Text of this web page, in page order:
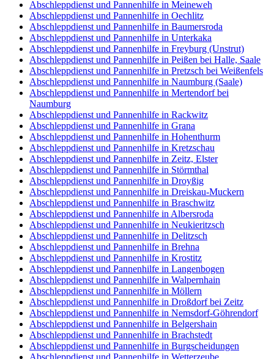
Abschleppdienst und Pannenhilfe in Meineweh
Abschleppdienst und Pannenhilfe in Oechlitz
Abschleppdienst und Pannenhilfe in Baumersroda
Abschleppdienst und Pannenhilfe in Unterkaka
Abschleppdienst und Pannenhilfe in Freyburg (Unstrut)
Abschleppdienst und Pannenhilfe in Peißen bei Halle, Saale
Abschleppdienst und Pannenhilfe in Pretzsch bei Weißenfels
Abschleppdienst und Pannenhilfe in Naumburg (Saale)
Abschleppdienst und Pannenhilfe in Mertendorf bei
Naumburg
Abschleppdienst und Pannenhilfe in Rackwitz
Abschleppdienst und Pannenhilfe in Grana
Abschleppdienst und Pannenhilfe in Hohenthurm
Abschleppdienst und Pannenhilfe in Kretzschau
Abschleppdienst und Pannenhilfe in Zeitz, Elster
Abschleppdienst und Pannenhilfe in Störmthal
Abschleppdienst und Pannenhilfe in Droyßig
Abschleppdienst und Pannenhilfe in Dreiskau-Muckern
Abschleppdienst und Pannenhilfe in Braschwitz
Abschleppdienst und Pannenhilfe in Albersroda
Abschleppdienst und Pannenhilfe in Neukieritzsch
Abschleppdienst und Pannenhilfe in Delitzsch
Abschleppdienst und Pannenhilfe in Brehna
Abschleppdienst und Pannenhilfe in Krostitz
Abschleppdienst und Pannenhilfe in Langenbogen
Abschleppdienst und Pannenhilfe in Walpernhain
Abschleppdienst und Pannenhilfe in Möllern
Abschleppdienst und Pannenhilfe in Droßdorf bei Zeitz
Abschleppdienst und Pannenhilfe in Nemsdorf-Göhrendorf
Abschleppdienst und Pannenhilfe in Belgershain
Abschleppdienst und Pannenhilfe in Brachstedt
Abschleppdienst und Pannenhilfe in Burgscheidungen
Abschleppdienst und Pannenhilfe in Wetterzeube